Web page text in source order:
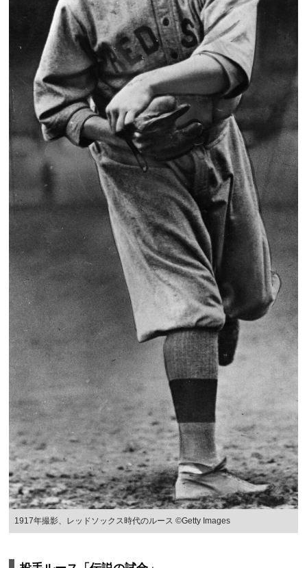
1917年撮影、レッドソックス時代のルース ©Getty Images